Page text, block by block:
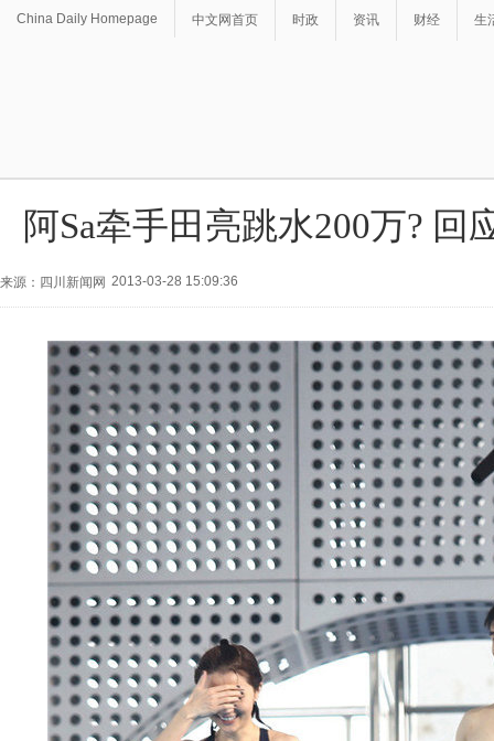
China Daily Homepage 中文网首页 时政 资讯 财经 生
阿Sa牵手田亮跳水200万? 回
来源：四川新闻网 2013-03-28 15:09:36